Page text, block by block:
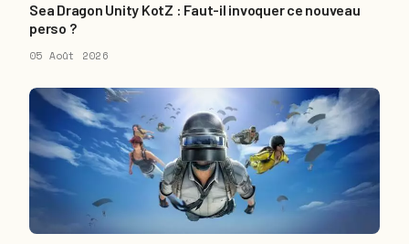
Sea Dragon Unity KotZ : Faut-il invoquer ce nouveau
perso ?
05 Août 2026